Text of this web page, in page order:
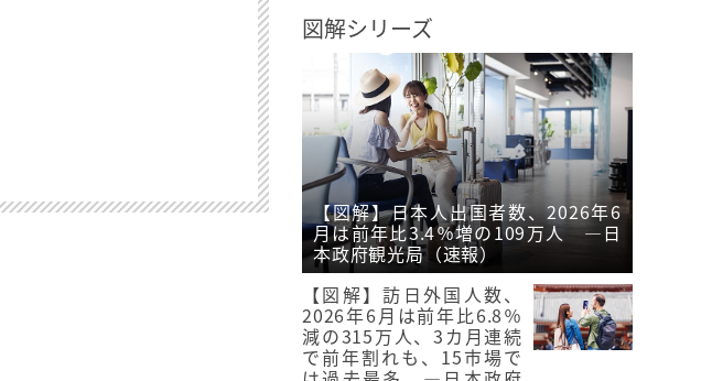
図解シリーズ
【図解】日本人出国者数、2026年6
月は前年比3.4％増の109万人 ―日
本政府観光局（速報）
【図解】訪日外国人数、
2026年6月は前年比6.8％
減の315万人、3カ月連続
で前年割れも、15市場で